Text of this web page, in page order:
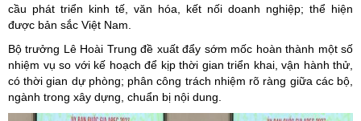
cầu phát triển kinh tế, văn hóa, kết nối doanh nghiệp; thể hiện
được bản sắc Việt Nam.
Bộ trưởng Lê Hoài Trung đề xuất đẩy sớm mốc hoàn thành một số
nhiệm vụ so với kế hoạch để kịp thời gian triển khai, vận hành thử,
có thời gian dự phòng; phân công trách nhiệm rõ ràng giữa các bộ,
ngành trong xây dựng, chuẩn bị nội dung.